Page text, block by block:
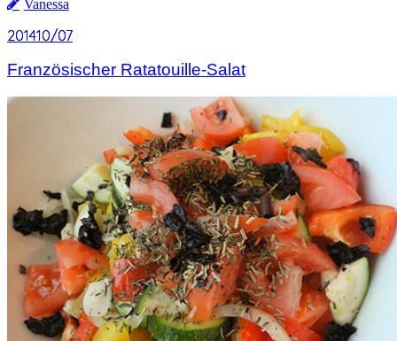
Vanessa
201410/07
201410/07
Französischer Ratatouille-Salat